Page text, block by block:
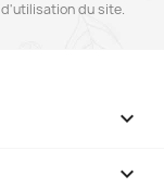
du site.

